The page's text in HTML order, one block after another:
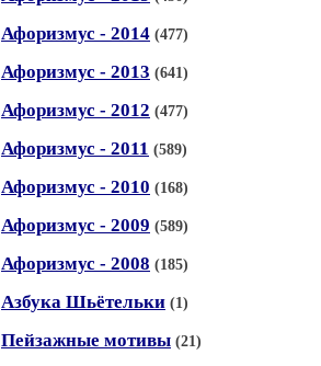
Афоризмус - 2014 (477)
Афоризмус - 2013 (641)
Афоризмус - 2012 (477)
Афоризмус - 2011 (589)
Афоризмус - 2010 (168)
Афоризмус - 2009 (589)
Афоризмус - 2008 (185)
Азбука Шьётельки (1)
Пейзажные мотивы (21)